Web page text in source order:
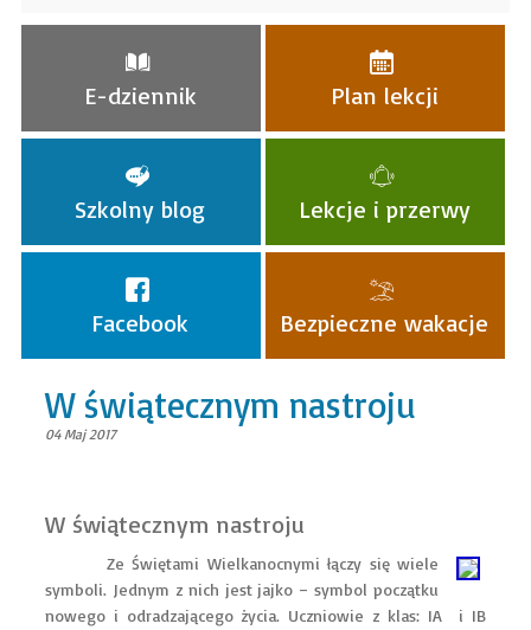
E-dziennik Plan lekcji
Szkolny blog Lekcje i przerwy
Facebook Bezpieczne wakacje
W świątecznym nastroju
04 Maj 2017
W świątecznym nastroju
Ze Świętami Wielkanocnymi łączy się wiele
symboli. Jednym z nich jest jajko – symbol początku
nowego i odradzającego życia. Uczniowie z klas: IA i IB